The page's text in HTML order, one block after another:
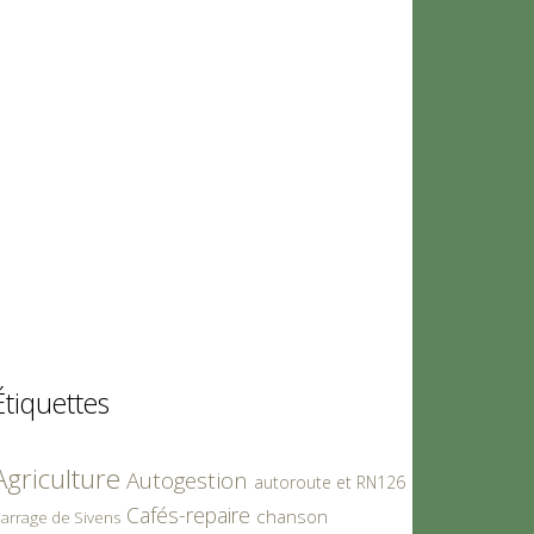
Autogestion autoroute et RN126
de Sivens Cafés-repaire chanson